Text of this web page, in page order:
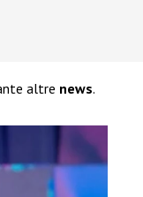
altre news.